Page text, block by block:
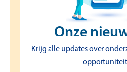
Onze
Krijg alle updates over